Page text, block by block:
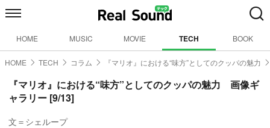
HOME MUSIC MOVIE TECH BOOK
HOME TECH コラム 『マリオ』における“味方”としてのクッパの魅力
『マリオ』における“味方”としてのクッパの魅力 画像ギ
ャラリー [9/13]
文＝シェループ